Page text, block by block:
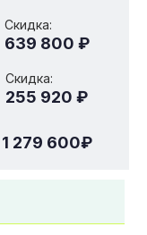
Скидка:
639 800 ₽
Скидка:
255 920 ₽
1 279 600₽